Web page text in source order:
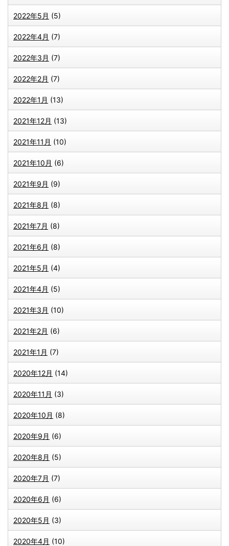
2022年5月 (5)
2022年4月 (7)
2022年3月 (7)
2022年2月 (7)
2022年1月 (13)
2021年12月 (13)
2021年11月 (10)
2021年10月 (6)
2021年9月 (9)
2021年8月 (8)
2021年7月 (8)
2021年6月 (8)
2021年5月 (4)
2021年4月 (5)
2021年3月 (10)
2021年2月 (6)
2021年1月 (7)
2020年12月 (14)
2020年11月 (3)
2020年10月 (8)
2020年9月 (6)
2020年8月 (5)
2020年7月 (7)
2020年6月 (6)
2020年5月 (3)
2020年4月 (10)